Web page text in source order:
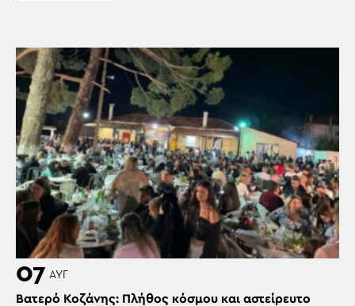
07 ΑΥΓ
Βατερό Κοζάνης: Πλήθος κόσμου και αστείρευτο